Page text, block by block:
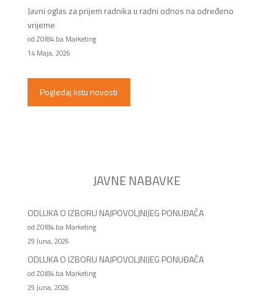
Javni oglas za prijem radnika u radni odnos na određeno
vrijeme
od ZOI84.ba Marketing
14 Maja, 2026
Pogledaj listu novosti
JAVNE NABAVKE
ODLUKA O IZBORU NAJPOVOLJNIJEG PONUĐAČA
od ZOI84.ba Marketing
29 Juna, 2026
ODLUKA O IZBORU NAJPOVOLJNIJEG PONUĐAČA
od ZOI84.ba Marketing
29 Juna, 2026